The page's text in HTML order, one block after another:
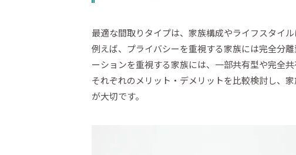
最適な間取りタイプは、家族構成やライフスタイル
例えば、プライバシーを重視する家族には完全分
ーションを重視する家族には、一部共有型や完全
それぞれのメリット・デメリットを比較検討し、
が大切です。